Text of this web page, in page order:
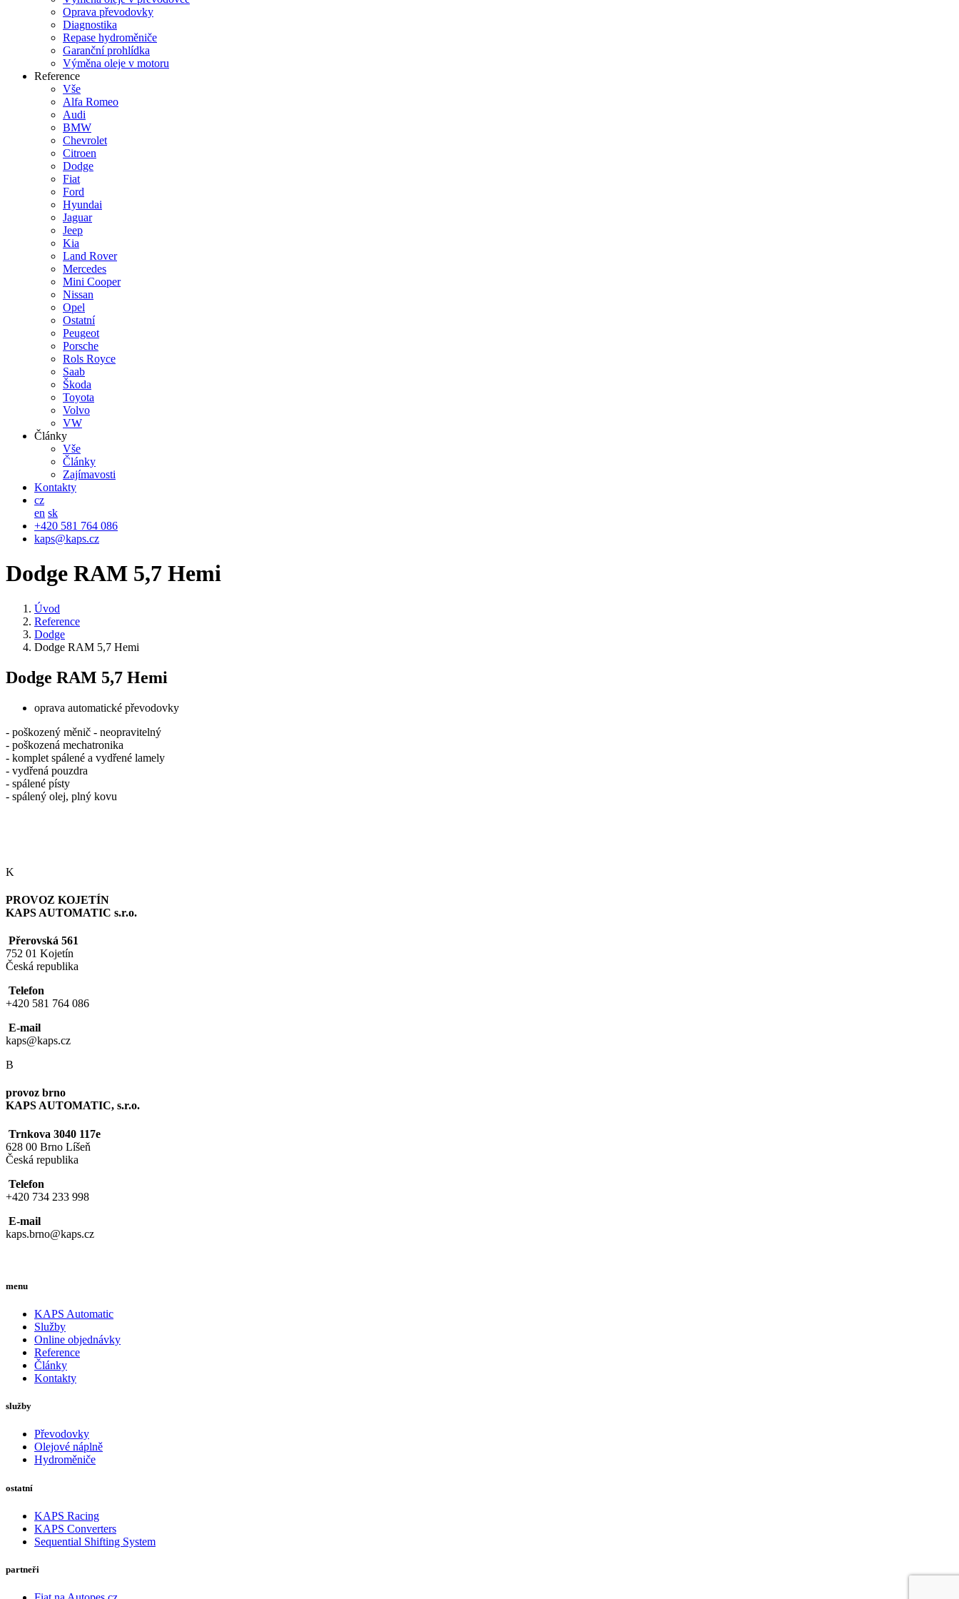
Oprava převodovky
Diagnostika
Repase hydroměniče
Garanční prohlídka
Výměna oleje v motoru
Reference
Vše
Alfa Romeo
Audi
BMW
Chevrolet
Citroen
Dodge
Fiat
Ford
Hyundai
Jaguar
Jeep
Kia
Land Rover
Mercedes
Mini Cooper
Nissan
Opel
Ostatní
Peugeot
Porsche
Rols Royce
Saab
Škoda
Toyota
Volvo
VW
Články
Vše
Články
Zajímavosti
Kontakty
cz
en sk
+420 581 764 086
kaps@kaps.cz
Dodge RAM 5,7 Hemi
Úvod
Reference
Dodge
Dodge RAM 5,7 Hemi
Dodge RAM 5,7 Hemi
oprava automatické převodovky
- poškozený měnič - neopravitelný
- poškozená mechatronika
- komplet spálené a vydřené lamely
- vydřená pouzdra
- spálené písty
- spálený olej, plný kovu
K
PROVOZ KOJETÍN
KAPS AUTOMATIC s.r.o.
Přerovská 561
752 01 Kojetín
Česká republika
Telefon
+420 581 764 086
E-mail
kaps@kaps.cz
B
provoz brno
KAPS AUTOMATIC, s.r.o.
Trnkova 3040 117e
628 00 Brno Líšeň
Česká republika
Telefon
+420 734 233 998
E-mail
kaps.brno@kaps.cz
menu
KAPS Automatic
Služby
Online objednávky
Reference
Články
Kontakty
služby
Převodovky
Olejové náplně
Hydroměniče
ostatní
KAPS Racing
KAPS Converters
Sequential Shifting System
partneři